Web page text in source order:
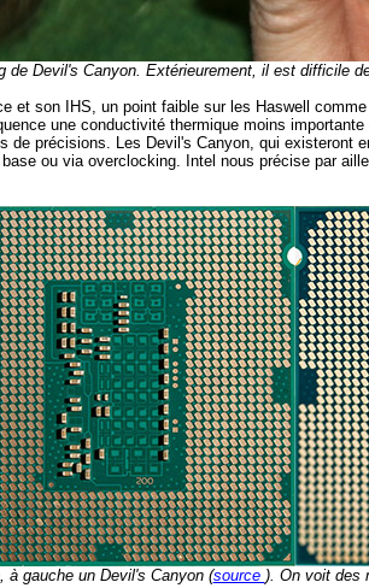
de Devil's Canyon. Extérieurement, il est difficile
et son IHS, un point faible sur les Haswell
une conductivité thermique moins
précisions. Les Devil's Canyon, qui existeront
ou via overclocking. Intel nous précise par
à gauche un Devil's Canyon (source ). On voit des